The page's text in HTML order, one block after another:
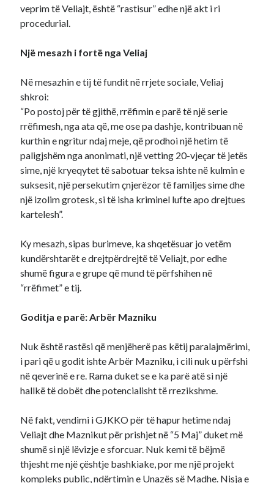
veprim të Veliajt, është “rastisur” edhe një akt i ri
procedurial.
Një mesazh i fortë nga Veliaj
Në mesazhin e tij të fundit në rrjete sociale, Veliaj
shkroi:
“Po postoj për të gjithë, rrëfimin e parë të një serie
rrëfimesh, nga ata që, me ose pa dashje, kontribuan në
kurthin e ngritur ndaj meje, që prodhoi një hetim të
paligjshëm nga anonimati, një vetting 20-vjeçar të jetës
sime, një kryeqytet të sabotuar teksa ishte në kulmin e
suksesit, një persekutim çnjerëzor të familjes sime dhe
një izolim grotesk, si të isha kriminel lufte apo drejtues
kartelesh”.
Ky mesazh, sipas burimeve, ka shqetësuar jo vetëm
kundërshtarët e drejtpërdrejtë të Veliajt, por edhe
shumë figura e grupe që mund të përfshihen në
“rrëfimet” e tij.
Goditja e parë: Arbër Mazniku
Nuk është rastësi që menjëherë pas këtij paralajmërimi,
i pari që u godit ishte Arbër Mazniku, i cili nuk u përfshi
në qeverinë e re. Rama duket se e ka parë atë si një
hallkë të dobët dhe potencialisht të rrezikshme.
Në fakt, vendimi i GJKKO për të hapur hetime ndaj
Veliajt dhe Maznikut për prishjet në “5 Maj” duket më
shumë si një lëvizje e sforcuar. Nuk kemi të bëjmë
thjesht me një çështje bashkiake, por me një projekt
kompleks public, ndërtimin e Unazës së Madhe. Nisja e